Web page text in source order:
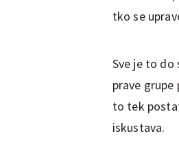
tko se
Sve je to do
prave
to tek
iskustava.